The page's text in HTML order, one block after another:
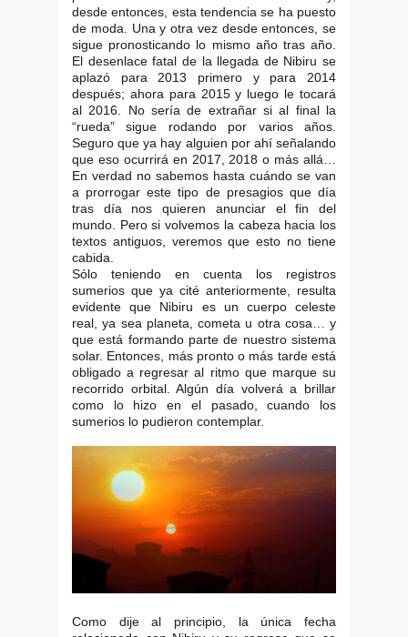
desde entonces, esta tendencia se ha puesto
de moda. Una y otra vez desde entonces, se
sigue pronosticando lo mismo año tras año.
El desenlace fatal de la llegada de Nibiru se
aplazó para 2013 primero y para 2014
después; ahora para 2015 y luego le tocará
al 2016. No sería de extrañar si al final la
“rueda” sigue rodando por varios años.
Seguro que ya hay alguien por ahí señalando
que eso ocurrirá en 2017, 2018 o más allá…
En verdad no sabemos hasta cuándo se van
a prorrogar este tipo de presagios que día
tras día nos quieren anunciar el fin del
mundo. Pero si volvemos la cabeza hacia los
textos antiguos, veremos que esto no tiene
cabida.
Sólo teniendo en cuenta los registros
sumerios que ya cité anteriormente, resulta
evidente que Nibiru es un cuerpo celeste
real, ya sea planeta, cometa u otra cosa… y
que está formando parte de nuestro sistema
solar. Entonces, más pronto o más tarde está
obligado a regresar al ritmo que marque su
recorrido orbital. Algún día volverá a brillar
como lo hizo en el pasado, cuando los
sumerios lo pudieron contemplar.
Como dije al principio, la única fecha